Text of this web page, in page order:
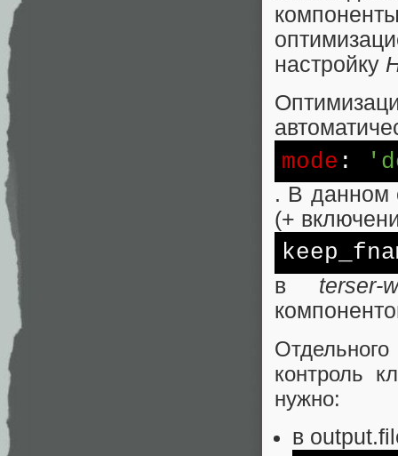
настройку
mode :
. В данном
(+
в terser-
контроль
нужно:
в